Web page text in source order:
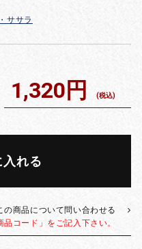
ササラ
1,320円 (税込)
入れる
の商品について問い合わせる
品コード」をご記入下さい。